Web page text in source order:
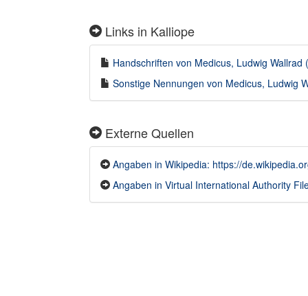
Links in Kalliope
Handschriften von Medicus, Ludwig
Sonstige Nennungen von Medicus, Ludwig
Externe Quellen
Angaben in Wikipedia: https://
Angaben in Virtual International Authority